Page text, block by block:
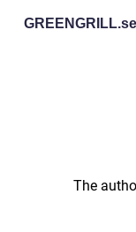
GREENGRILL.se
The